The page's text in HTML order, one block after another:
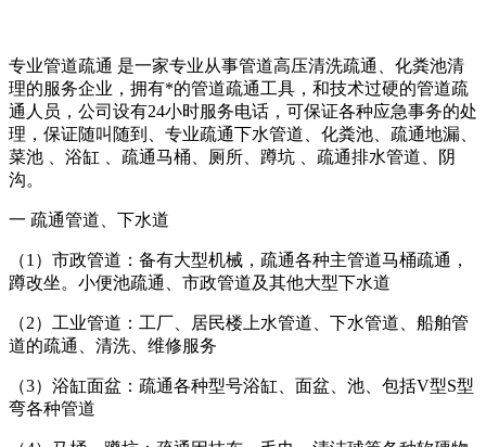
专业管道疏通 是一家专业从事管道高压清洗疏通、化粪池清
理的服务企业，拥有*的管道疏通工具，和技术过硬的管道疏
通人员，公司设有24小时服务电话，可保证各种应急事务的处
理，保证随叫随到、专业疏通下水管道、化粪池、疏通地漏、
菜池 、浴缸 、疏通马桶、厕所、蹲坑 、疏通排水管道、阴
沟。
一 疏通管道、下水道
（1）市政管道：备有大型机械，疏通各种主管道马桶疏通，
蹲改坐。小便池疏通、市政管道及其他大型下水道
（2）工业管道：工厂、居民楼上水管道、下水管道、船舶管
道的疏通、清洗、维修服务
（3）浴缸面盆：疏通各种型号浴缸、面盆、池、包括V型S型
弯各种管道